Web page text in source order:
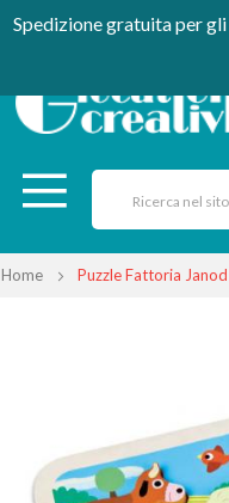
Spedizione gratuita per
Home Puzzle Fattoria Janod
immagini